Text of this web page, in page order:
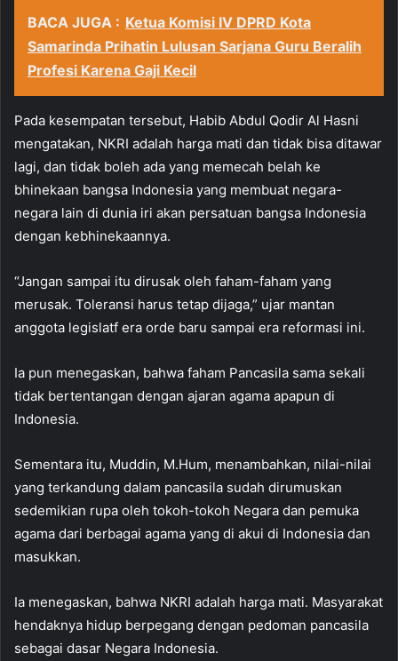
BACA JUGA : Ketua Komisi IV DPRD Kota
Samarinda Prihatin Lulusan Sarjana Guru Beralih
Profesi Karena Gaji Kecil
Pada kesempatan tersebut, Habib Abdul Qodir Al Hasni
mengatakan, NKRI adalah harga mati dan tidak bisa ditawar
lagi, dan tidak boleh ada yang memecah belah ke
bhinekaan bangsa Indonesia yang membuat negara-
negara lain di dunia iri akan persatuan bangsa Indonesia
dengan kebhinekaannya.
“Jangan sampai itu dirusak oleh faham-faham yang
merusak. Toleransi harus tetap dijaga,” ujar mantan
anggota legislatf era orde baru sampai era reformasi ini.
Ia pun menegaskan, bahwa faham Pancasila sama sekali
tidak bertentangan dengan ajaran agama apapun di
Indonesia.
Sementara itu, Muddin, M.Hum, menambahkan, nilai-nilai
yang terkandung dalam pancasila sudah dirumuskan
sedemikian rupa oleh tokoh-tokoh Negara dan pemuka
agama dari berbagai agama yang di akui di Indonesia dan
masukkan.
Ia menegaskan, bahwa NKRI adalah harga mati. Masyarakat
hendaknya hidup berpegang dengan pedoman pancasila
sebagai dasar Negara Indonesia.